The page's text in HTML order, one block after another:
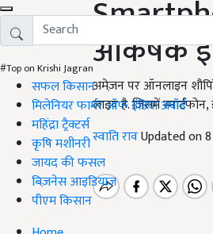
#Top on Krishi Jagran
सफल किसान
मिलेनियर फार्मर ऑफ इंडिया अवॉर्ड
महिंद्रा ट्रैक्टर्स
कृषि मशीनरी
जायद की फसल
बिज़नेस आइडियाज
पीएम किसान
आकर्षक
अमेज़न पर ऑनलाइन
लाइव है. जिसमें
स्वाति रावUpdated on